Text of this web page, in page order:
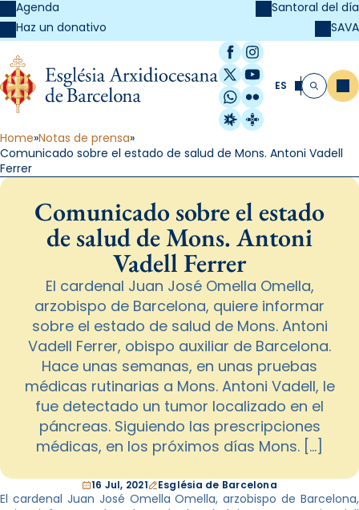
Agenda
Haz un donativo
Santoral del día
SAVA
Facebook
Instagram
X / Twitter
YouTube
WhatsApp
Flickr
Radio Estel
Catalunya
ES Buscar
Home Notas de prensa
Comunicado sobre el estado de salud de Mons. Antoni Vadell
Ferrer
Comunicado sobre el estado
de salud de Mons. Antoni
Vadell Ferrer
El cardenal Juan José Omella Omella,
arzobispo de Barcelona, quiere informar
sobre el estado de salud de Mons. Antoni
Vadell Ferrer, obispo auxiliar de Barcelona.
Hace unas semanas, en unas pruebas
médicas rutinarias a Mons. Antoni Vadell, le
fue detectado un tumor localizado en el
páncreas. Siguiendo las prescripciones
médicas, en los próximos días Mons. […]
16 Jul, 2021 Església de Barcelona
El cardenal Juan José Omella Omella, arzobispo de Barcelona,